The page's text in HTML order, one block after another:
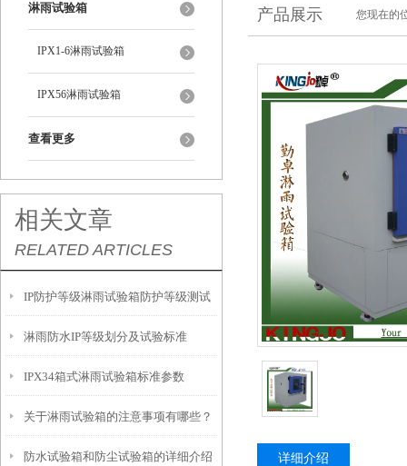
淋雨试验箱
IPX1-6淋雨试验箱
IPX56淋雨试验箱
查看更多
相关文章
RELATED ARTICLES
IP防护等级淋雨试验箱防护等级测试
防护等级认可
淋雨防水IP等级划分及试验标准
IPX34箱式淋雨试验箱标准参数
关于淋雨试验箱的注意事项有哪些？
防水试验箱和防尘试验箱的详细介绍
产品展示 您现在的
详细介绍